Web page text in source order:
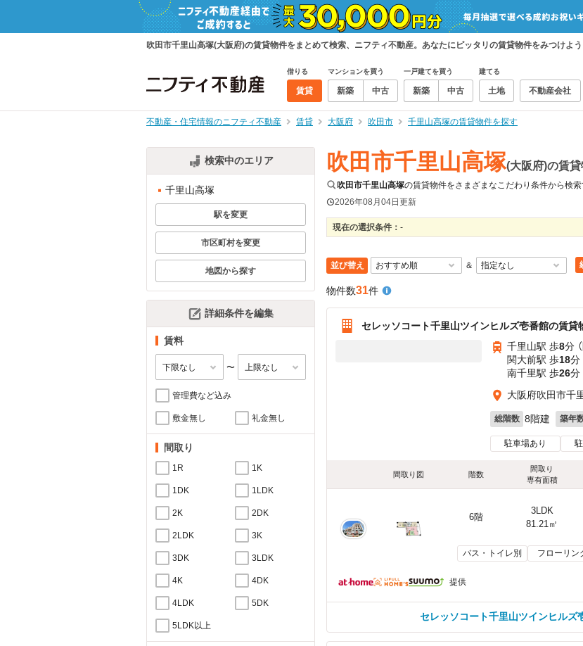
吹田市千里山高塚(大阪府)の賃貸物件をまとめて検索、ニフティ不動産。あなたにピッタリの賃貸物件をみつけよう
借りる
賃貸
マンションを買う
新築 中古
一戸建てを買う
新築 中古
建てる
土地 不動産会社
不動産・住宅情報のニフティ不動産 賃貸 大阪府 吹田市 千里山高塚の賃貸物件を探す
検索中のエリア
千里山高塚
駅を変更
市区町村を変更
地図から探す
詳細条件を編集
賃料
〜
管理費など込み
敷金無し 礼金無し
間取り
1R 1K
1DK 1LDK
2K 2DK
2LDK 3K
3DK 3LDK
4K 4DK
4LDK 5DK
5LDK以上
吹田市千里山高塚(大阪府)の賃
吹田市千里山高塚の賃貸物件をさまざまなこだわり条件から検索
2026年08月04日更新
現在の選択条件： -
並び替え ＆
物件数31件
セレッソコート千里山ツインヒルズ壱番館の賃貸
千里山駅 歩8分
関大前駅 歩18分
南千里駅 歩26分
大阪府吹田市千
総階数 8階建 築年
駐車場あり
間取り図 階数
間取り
専有面積
6階
3LDK
81.21㎡
バス・トイレ別 フローリン
提供
セレッソコート千里山ツインヒルズ